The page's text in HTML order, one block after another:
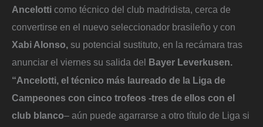
Ancelotti como técnico del club madridista, cerca de
convertirse en el nuevo seleccionador brasileño y con
Xabi Alonso, su potencial sustituto, en la recámara tras
anunciar el viernes su salida del Bayer Leverkusen.
“Ancelotti, el técnico más laureado de la Liga de
Campeones con cinco trofeos -tres de ellos con el
club blanco– aún puede agarrarse a otro título de Liga si